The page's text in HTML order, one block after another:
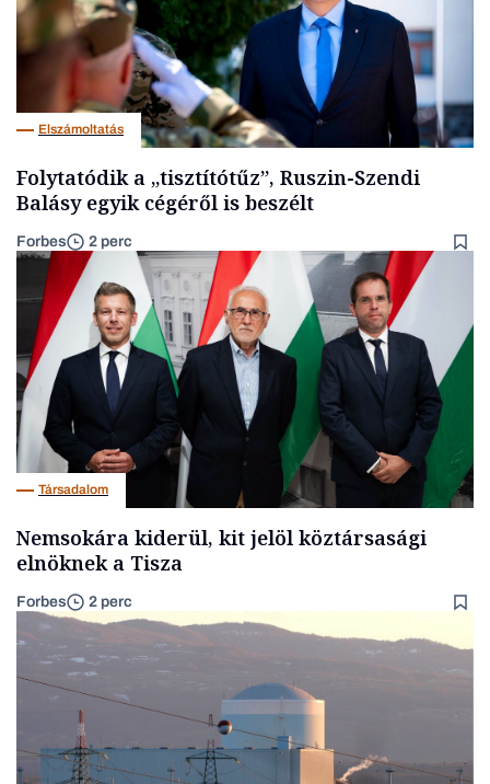
Elszámoltatás
Folytatódik a „tisztítótűz”, Ruszin-Szendi
Balásy egyik cégéről is beszélt
Forbes 2 perc
Társadalom
Nemsokára kiderül, kit jelöl köztársasági
elnöknek a Tisza
Forbes 2 perc